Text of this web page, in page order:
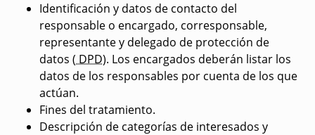
Identificación y datos de contacto del
responsable o encargado, corresponsable,
representante y delegado de protección de
datos ( DPD). Los encargados deberán listar los
datos de los responsables por cuenta de los que
actúan.
Fines del tratamiento.
Descripción de categorías de interesados y